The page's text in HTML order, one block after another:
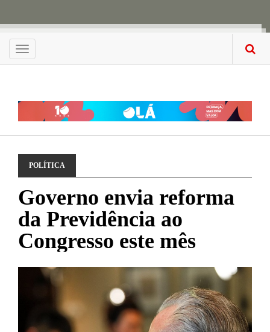
Menu
POLÍTICA
Governo envia reforma
da Previdência ao
Congresso este mês